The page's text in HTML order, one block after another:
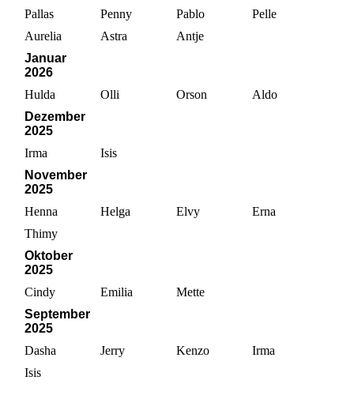
Pallas
Penny Pablo
Pelle
Aurelia
Astra
Antje
Januar
2026
Hulda
Olli Orson
Aldo
Dezember
2025
Irma
Isis
November
2025
Henna
Helga Elvy
Erna
Thimy
Oktober
2025
Cindy
Emilia
Mette
September
2025
Dasha
Jerry Kenzo
Irma
Isis